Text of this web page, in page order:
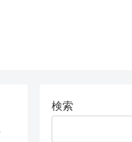
検索